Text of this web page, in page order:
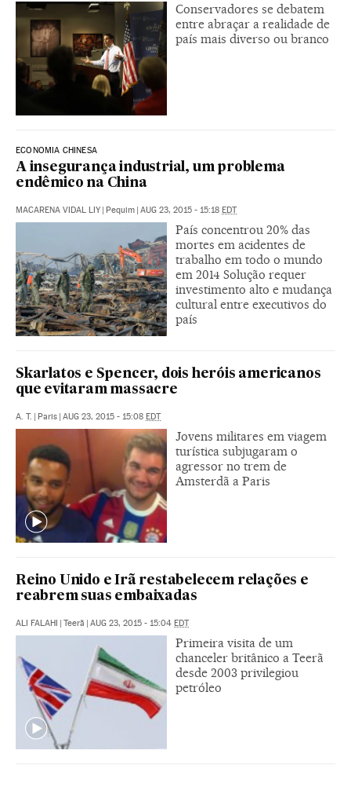
Conservadores se debatem
entre abraçar a realidade de
país mais diverso ou branco
ECONOMIA CHINESA
A insegurança industrial, um problema
endêmico na China
MACARENA VIDAL LIY | Pequim | AUG 23, 2015 - 15:18 EDT
País concentrou 20% das
mortes em acidentes de
trabalho em todo o mundo
em 2014 Solução requer
investimento alto e mudança
cultural entre executivos do
país
Skarlatos e Spencer, dois heróis americanos
que evitaram massacre
A. T. | Paris | AUG 23, 2015 - 15:08 EDT
Jovens militares em viagem
turística subjugaram o
agressor no trem de
Amsterdã a Paris
Reino Unido e Irã restabelecem relações e
reabrem suas embaixadas
ALI FALAHI | Teerã | AUG 23, 2015 - 15:04 EDT
Primeira visita de um
chanceler britânico a Teerã
desde 2003 privilegiou
petróleo